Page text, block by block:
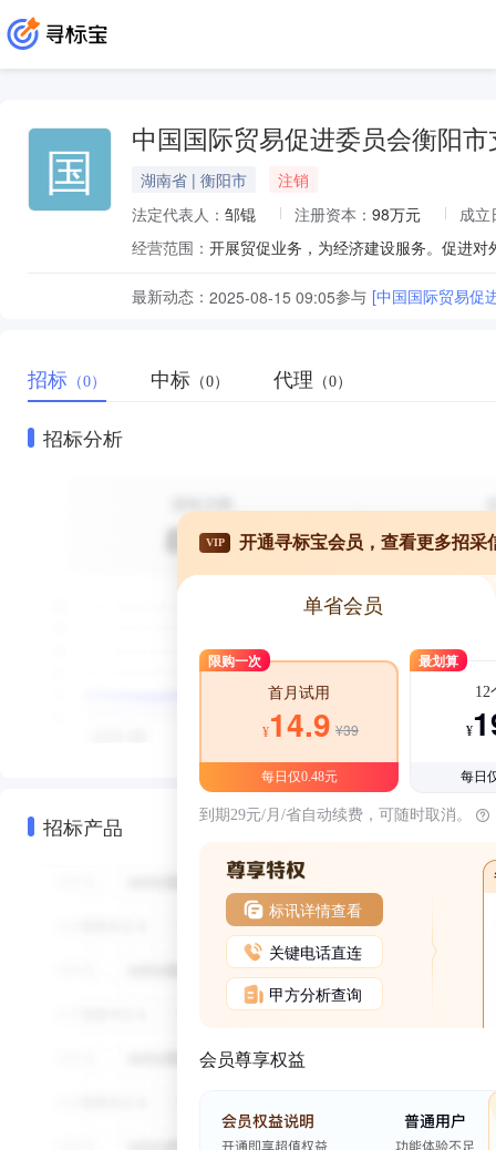
国 中国国际贸易促进委员会衡阳市
湖南省 | 衡阳市
注销
法定代表人： 邹锟 注册资本： 98万元
成立
经营范围： 开展贸促业务，为经济建设服务。促进
最新动态： 2025-08-15 09:05参与 [中国国际贸易促
招标 （0） 中标 （0） 代理 （0）
招标分析
招标产品
VIP 开通寻标宝会员，查看更多招采
单省会员
限购一次
首月试用
¥14.9 ¥39
每日仅0.48元
最划算
12
¥
每日
到期29元/月/省自动续费，可随时取消。
标讯详情查看
关键电话直连
甲方分析查询
会员尊享权益